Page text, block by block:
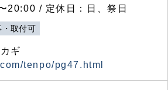
20:00 / 定休日：日、祭日
・取付可
ギ
tenpo/pg47.html